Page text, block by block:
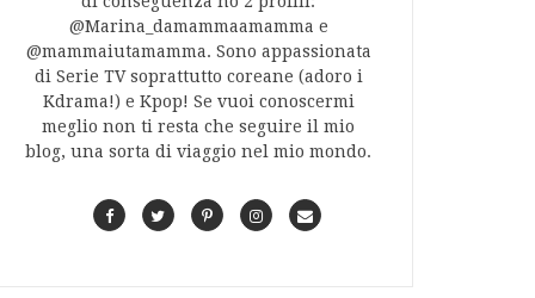
@Marina_damammaamamma e
@mammaiutamamma. Sono appassionata
di Serie TV soprattutto coreane (adoro i
Kdrama!) e Kpop! Se vuoi conoscermi
meglio non ti resta che seguire il mio
blog, una sorta di viaggio nel mio mondo.
F
T
P
I
C